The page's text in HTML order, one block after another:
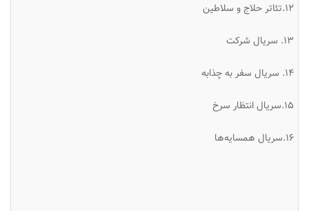
۱۲.تئاتر حلاج و سلاطین
۱۳. سریال شرکت
۱۴. سریال سفر به چذابه
۱۵.سریال انتظار سرخ
۱۶.سریال همسایه‌ها